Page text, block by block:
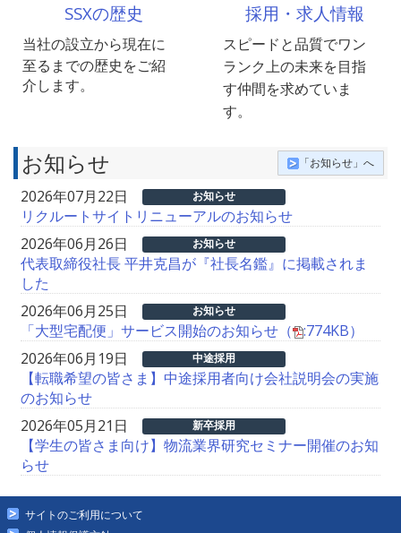
SSXの歴史
当社の設立から現在に
至るまでの歴史をご紹
介します。
採用・求人情報
スピードと品質でワン
ランク上の未来を目指
す仲間を求めていま
す。
お知らせ 「お知らせ」へ
2026年07月22日 お知らせ
リクルートサイトリニューアルのお知らせ
2026年06月26日
お知らせ
代表取締役社長 平井克昌が『社長名鑑』に掲載されま
した
2026年06月25日
お知らせ
「大型宅配便」サービス開始のお知らせ（
:774KB）
2026年06月19日
中途採用
【転職希望の皆さま】中途採用者向け会社説明会の実施
のお知らせ
2026年05月21日
新卒採用
【学生の皆さま向け】物流業界研究セミナー開催のお知
らせ
サイトのご利用について